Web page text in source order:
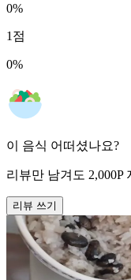
0%
1 점
0%
이 음식 어떠셨나요?
리뷰만 남겨도 2,000P
리뷰 쓰기